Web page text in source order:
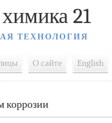
21
ТЕХНОЛОГИЯ
О сайте English
коррозии